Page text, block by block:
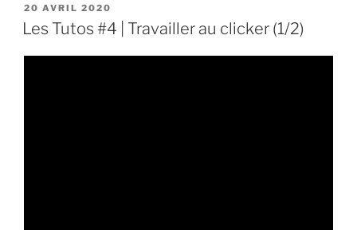
PUBLIÉ
LE
20 AVRIL 2020
Les Tutos #4 | Travailler au clicker (1/2)